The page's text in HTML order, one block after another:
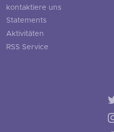
kontaktiere uns
Statements
Aktivitäten
RSS Service